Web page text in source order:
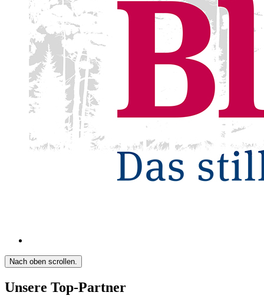
Nach oben scrollen.
Unsere Top-Partner